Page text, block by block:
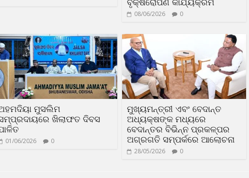
08/06/2026 0
ମୁସଲିମ
ଖିଲାଫତ ଦିବସ
01/06/2026 0
ମୁଖ୍ୟମନ୍ତ୍ରୀ ଏବଂ ବେଦାନ୍ତ
ଅଧ୍ୟକ୍ଷଙ୍କ ମଧ୍ୟରେ
ବେଦାନ୍ତର ବିଭିନ୍ନ ପ୍ରକଳ୍ପର
ଅଗ୍ରଗତି ସମ୍ପର୍କରେ ଆଲୋଚନା
28/05/2026 0